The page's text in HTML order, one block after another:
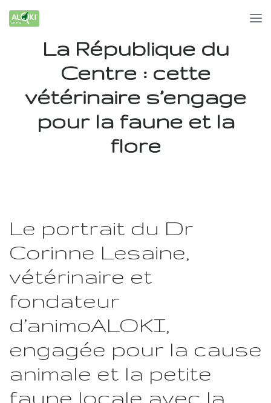
La République du
Centre : cette
vétérinaire s’engage
pour la faune et la
flore
Le portrait du Dr
Corinne Lesaine,
vétérinaire et
fondateur
d’animoALOKI,
engagée pour la cause
animale et la petite
faune locale avec la